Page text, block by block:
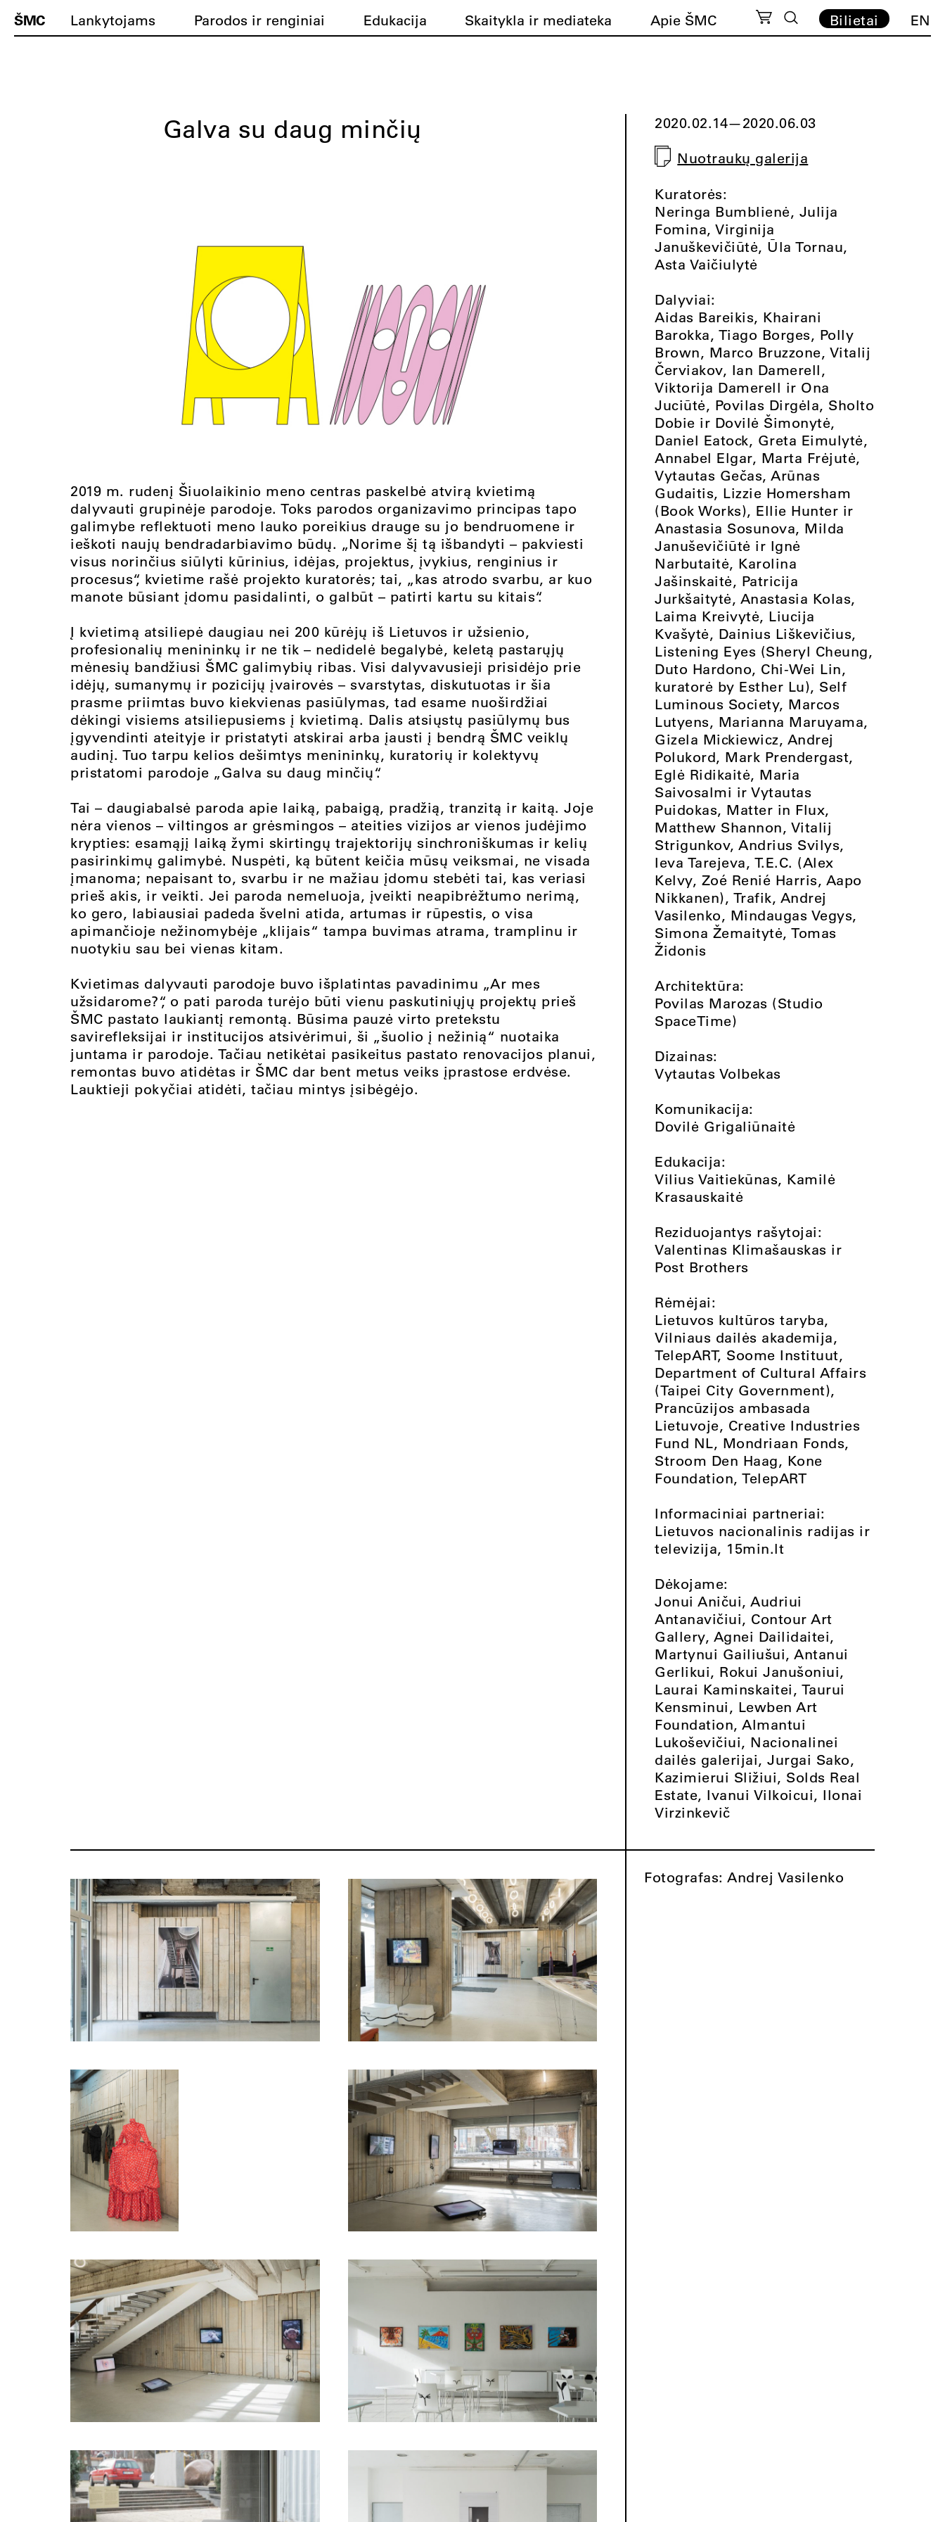
ŠMC Lankytojams Parodos ir renginiai Edukacija Skaitykla ir mediateka Apie ŠMC Bilietai EN
Galva su daug minčių
2019 m. rudenį Šiuolaikinio meno centras paskelbė atvirą kvietimą
dalyvauti grupinėje parodoje. Toks parodos organizavimo principas tapo
galimybe reflektuoti meno lauko poreikius drauge su jo bendruomene ir
ieškoti naujų bendradarbiavimo būdų. „Norime šį tą išbandyti – pakviesti
visus norinčius siūlyti kūrinius, idėjas, projektus, įvykius, renginius ir
procesus“, kvietime rašė projekto kuratorės; tai, „kas atrodo svarbu, ar kuo
manote būsiant įdomu pasidalinti, o galbūt – patirti kartu su kitais“.
Į kvietimą atsiliepė daugiau nei 200 kūrėjų iš Lietuvos ir užsienio,
profesionalių menininkų ir ne tik – nedidelė begalybė, keletą pastarųjų
mėnesių bandžiusi ŠMC galimybių ribas. Visi dalyvavusieji prisidėjo prie
idėjų, sumanymų ir pozicijų įvairovės – svarstytas, diskutuotas ir šia
prasme priimtas buvo kiekvienas pasiūlymas, tad esame nuoširdžiai
dėkingi visiems atsiliepusiems į kvietimą. Dalis atsiųstų pasiūlymų bus
įgyvendinti ateityje ir pristatyti atskirai arba įausti į bendrą ŠMC veiklų
audinį. Tuo tarpu kelios dešimtys menininkų, kuratorių ir kolektyvų
pristatomi parodoje „Galva su daug minčių“.
Tai – daugiabalsė paroda apie laiką, pabaigą, pradžią, tranzitą ir kaitą. Joje
nėra vienos – viltingos ar grėsmingos – ateities vizijos ar vienos judėjimo
krypties: esamąjį laiką žymi skirtingų trajektorijų sinchroniškumas ir kelių
pasirinkimų galimybė. Nuspėti, ką būtent keičia mūsų veiksmai, ne visada
įmanoma; nepaisant to, svarbu ir ne mažiau įdomu stebėti tai, kas veriasi
prieš akis, ir veikti. Jei paroda nemeluoja, įveikti neapibrėžtumo nerimą,
ko gero, labiausiai padeda švelni atida, artumas ir rūpestis, o visa
apimančioje nežinomybėje „klijais“ tampa buvimas atrama, tramplinu ir
nuotykiu sau bei vienas kitam.
Kvietimas dalyvauti parodoje buvo išplatintas pavadinimu „Ar mes
užsidarome?“, o pati paroda turėjo būti vienu paskutiniųjų projektų prieš
ŠMC pastato laukiantį remontą. Būsima pauzė virto pretekstu
savirefleksijai ir institucijos atsivėrimui, ši „šuolio į nežinią“ nuotaika
juntama ir parodoje. Tačiau netikėtai pasikeitus pastato renovacijos planui,
remontas buvo atidėtas ir ŠMC dar bent metus veiks įprastose erdvėse.
Lauktieji pokyčiai atidėti, tačiau mintys įsibėgėjo.
2020.02.14—2020.06.03
Nuotraukų galerija
Kuratorės:
Neringa Bumblienė, Julija
Fomina, Virginija
Januškevičiūtė, Ūla Tornau,
Asta Vaičiulytė
Dalyviai:
Aidas Bareikis, Khairani
Barokka, Tiago Borges, Polly
Brown, Marco Bruzzone, Vitalij
Červiakov, Ian Damerell,
Viktorija Damerell ir Ona
Juciūtė, Povilas Dirgėla, Sholto
Dobie ir Dovilė Šimonytė,
Daniel Eatock, Greta Eimulytė,
Annabel Elgar, Marta Frėjutė,
Vytautas Gečas, Arūnas
Gudaitis, Lizzie Homersham
(Book Works), Ellie Hunter ir
Anastasia Sosunova, Milda
Januševičiūtė ir Ignė
Narbutaitė, Karolina
Jašinskaitė, Patricija
Jurkšaitytė, Anastasia Kolas,
Laima Kreivytė, Liucija
Kvašytė, Dainius Liškevičius,
Listening Eyes (Sheryl Cheung,
Duto Hardono, Chi-Wei Lin,
kuratorė by Esther Lu), Self
Luminous Society, Marcos
Lutyens, Marianna Maruyama,
Gizela Mickiewicz, Andrej
Polukord, Mark Prendergast,
Eglė Ridikaitė, Maria
Saivosalmi ir Vytautas
Puidokas, Matter in Flux,
Matthew Shannon, Vitalij
Strigunkov, Andrius Svilys,
Ieva Tarejeva, T.E.C. (Alex
Kelvy, Zoé Renié Harris, Aapo
Nikkanen), Trafik, Andrej
Vasilenko, Mindaugas Vegys,
Simona Žemaitytė, Tomas
Židonis
Architektūra:
Povilas Marozas (Studio
SpaceTime)
Dizainas:
Vytautas Volbekas
Komunikacija:
Dovilė Grigaliūnaitė
Edukacija:
Vilius Vaitiekūnas, Kamilė
Krasauskaitė
Reziduojantys rašytojai:
Valentinas Klimašauskas ir
Post Brothers
Rėmėjai:
Lietuvos kultūros taryba,
Vilniaus dailės akademija,
TelepART, Soome Instituut,
Department of Cultural Affairs
(Taipei City Government),
Prancūzijos ambasada
Lietuvoje, Creative Industries
Fund NL, Mondriaan Fonds,
Stroom Den Haag, Kone
Foundation, TelepART
Informaciniai partneriai:
Lietuvos nacionalinis radijas ir
televizija, 15min.lt
Dėkojame:
Jonui Aničui, Audriui
Antanavičiui, Contour Art
Gallery, Agnei Dailidaitei,
Martynui Gailiušui, Antanui
Gerlikui, Rokui Janušoniui,
Laurai Kaminskaitei, Taurui
Kensminui, Lewben Art
Foundation, Almantui
Lukoševičiui, Nacionalinei
dailės galerijai, Jurgai Sako,
Kazimierui Sližiui, Solds Real
Estate, Ivanui Vilkoicui, Ilonai
Virzinkevič
Fotografas: Andrej Vasilenko